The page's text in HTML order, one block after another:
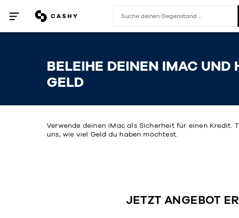
Menü
öffnen
schließen
Suche deinen Gegenstand …
BELEIHE DEINEN IMAC UND
GELD
Verwende deinen iMac als Sicherheit für einen Kredit.
uns, wie viel Geld du haben möchtest.
JETZT ANGEBOT